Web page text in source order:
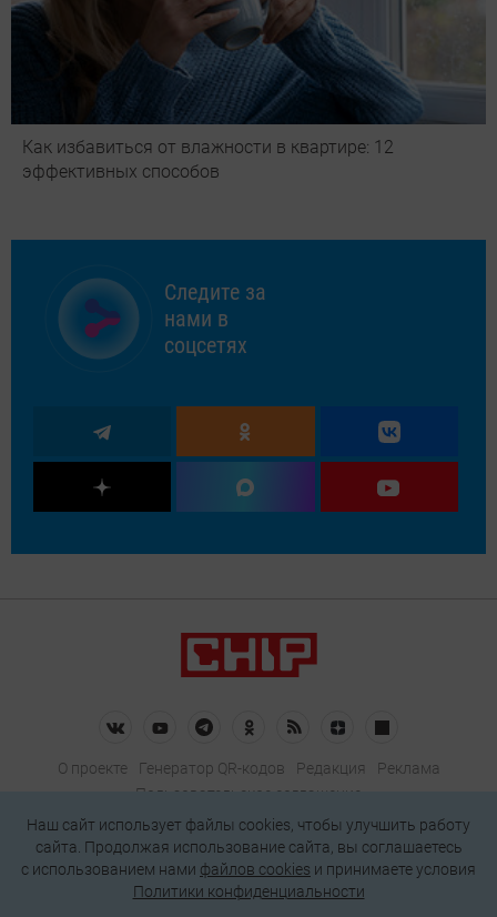
Как избавиться от влажности в квартире: 12
эффективных способов
Следите за
нами в
соцсетях
О проекте Генератор QR-кодов Редакция
Реклама
Пользовательское соглашение
Политика конфиденциальности
Подписаться на рассылку
Наш сайт использует файлы cookies, чтобы улучшить работу
сайта. Продолжая использование сайта, вы соглашаетесь
c использованием нами файлов cookies и принимаете условия
Политики конфиденциальности